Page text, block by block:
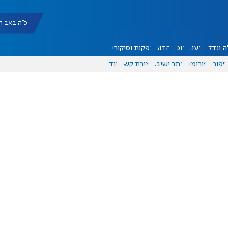
כ"ה באב תשפ"ו
ונדל"ן דעות אוכל יהדות הפקות וסיקורים
ספורט פורומים אתר ישיבה יצירת קשר עוד